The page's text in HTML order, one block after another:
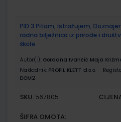
PID 3 Pitam, Istražujem,
radna bilježnica iz prirode i
škole
Autor(i): Gordana Ivančić Maja
Nakladnik: PROFIL KLETT d.o.o.
DOM2
SKU: 567805
ŠIFRA OMOTA: